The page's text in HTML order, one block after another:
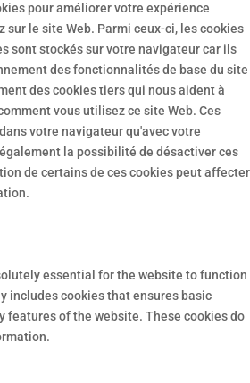
pour améliorer votre expérience
sur le site Web. Parmi ceux-ci, les cookies
sont stockés sur votre navigateur car ils
des fonctionnalités de base du site
des cookies tiers qui nous aident à
vous utilisez ce site Web. Ces
votre navigateur qu'avec votre
la possibilité de désactiver ces
de certains de ces cookies peut affecter
essential for the website to function
includes cookies that ensures basic
of the website. These cookies do